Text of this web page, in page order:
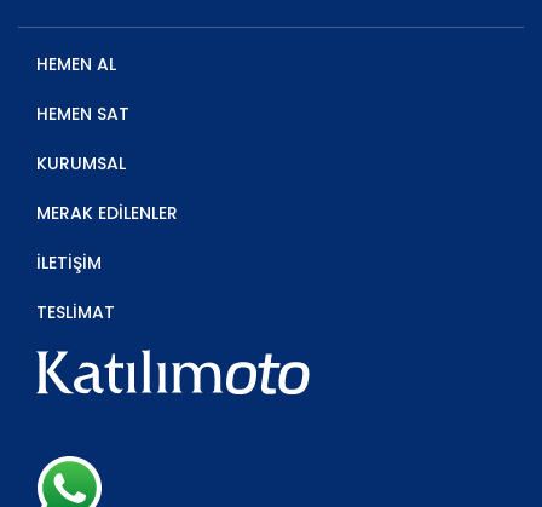
HEMEN AL
HEMEN SAT
KURUMSAL
MERAK EDİLENLER
İLETİŞİM
TESLİMAT